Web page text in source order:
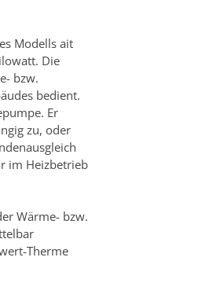
Modells ait
Die
bzw.
bedient.
Er
zu, oder
im Heizbetrieb
Wärme- bzw.
Therme